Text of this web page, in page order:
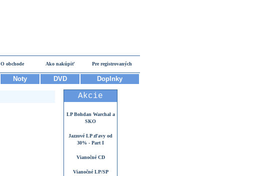
O obchode Ako nakúpiť Pre registrovaných
Noty DVD Doplnky
Akcie
LP Bohdan Warchal a
SKO
Jazzové LP zľavy od
30% - Part I
Vianočné CD
Vianočné LP/SP